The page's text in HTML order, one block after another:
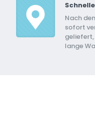
Nach
sofort
geliefert,
lange